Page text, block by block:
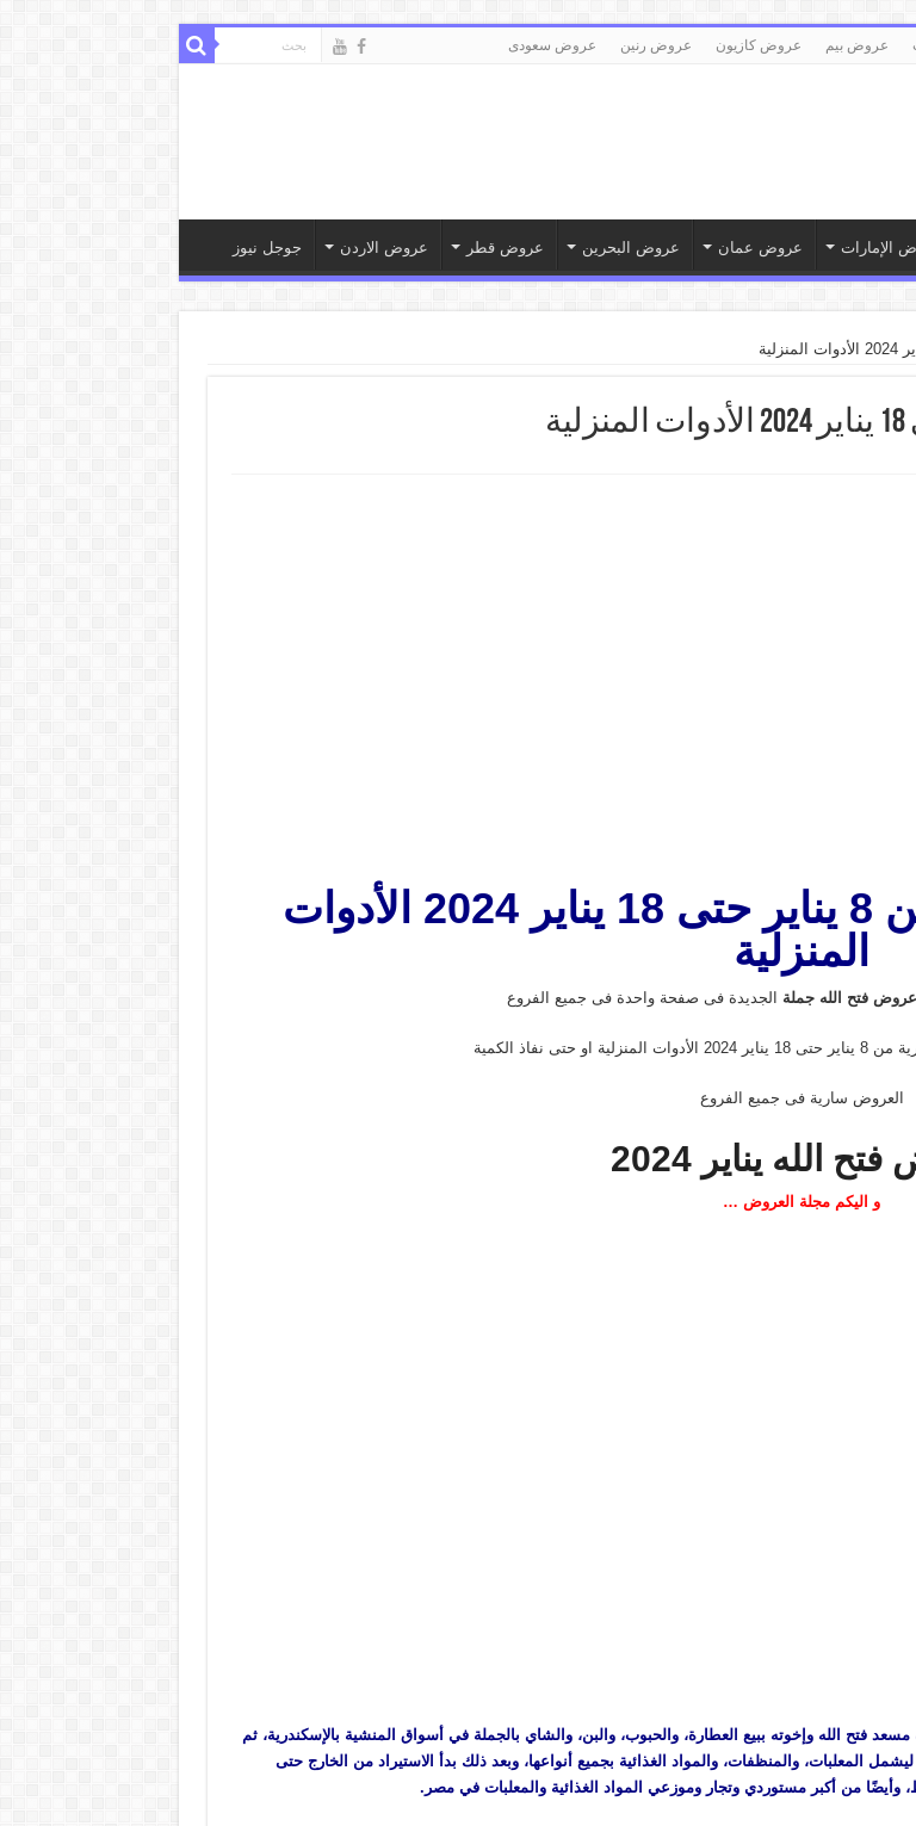
عروض بيم عروض كازيون عروض رنين عروض سعودى
الإمارات عروض عمان عروض البحرين عروض قطر عروض الاردن جوجل نيوز
عروض فتح الله جملة من 8 يناير حتى 18 يناير 2024 الأدوات
المنزلية
عروض فتح الله جملة الجديدة فى صفحة واحدة فى جميع الفروع
او حتى نفاذ الكمية
العروض سارية فى جميع الفروع
الله يناير 2024
و اليكم مجلة العروض …
1948م باسم شركة مسعد فتح الله وإخوته ببيع العطارة، والحبوب، والبن، والشاي بالجملة في أسواق المنشية بالإسكندرية، ثم
المعلبات، والمنظفات، والمواد الغذائية بجميع أنواعها، وبعد ذلك بدأ الاستيراد من الخارج حتى
من أكبر مستوردي وتجار وموزعي المواد الغذائية والمعلبات في مصر.